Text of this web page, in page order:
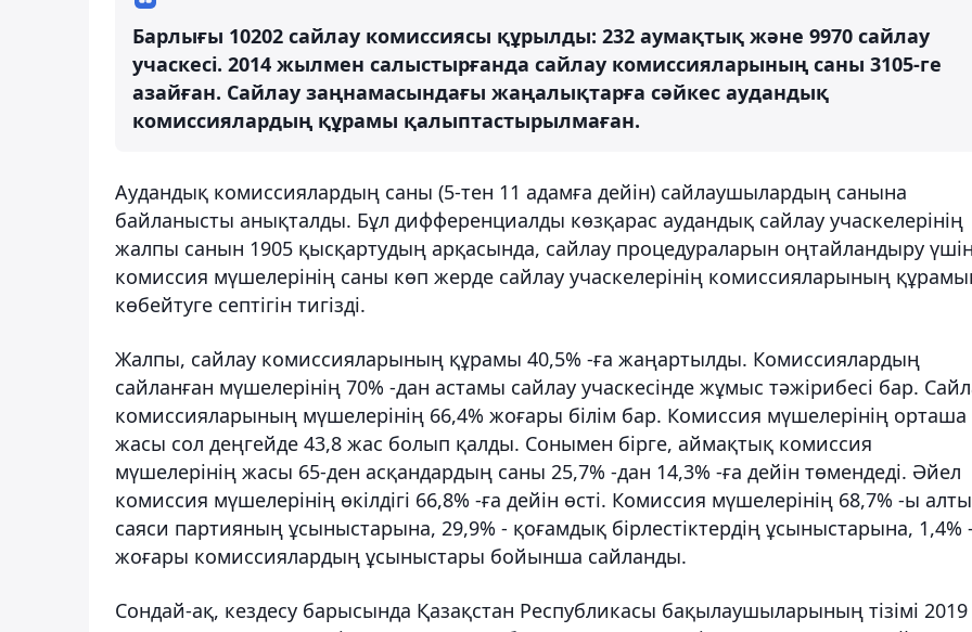
Барлығы 10202 сайлау комиссиясы құрылды: 232 аумақтық және 9970 сайлау
учаскесі. 2014 жылмен салыстырғанда сайлау комиссияларының саны 3105-ге
азайған. Сайлау заңнамасындағы жаңалықтарға сәйкес аудандық
комиссиялардың құрамы қалыптастырылмаған.
Аудандық комиссиялардың саны (5-тен 11 адамға дейін) сайлаушылардың санына
байланысты анықталды. Бұл дифференциалды көзқарас аудандық сайлау учаскелерінің
жалпы санын 1905 қысқартудың арқасында, сайлау процедураларын оңтайландыру
комиссия мүшелерінің саны көп жерде сайлау учаскелерінің комиссияларының
көбейтуге септігін тигізді.
Жалпы, сайлау комиссияларының құрамы 40,5% -ға жаңартылды. Комиссиялардың
сайланған мүшелерінің 70% -дан астамы сайлау учаскесінде жұмыс тәжірибесі бар.
комиссияларының мүшелерінің 66,4% жоғары білім бар. Комиссия мүшелерінің орташа
жасы сол деңгейде 43,8 жас болып қалды. Сонымен бірге, аймақтық комиссия
мүшелерінің жасы 65-ден асқандардың саны 25,7% -дан 14,3% -ға дейін төмендеді. Әйел
комиссия мүшелерінің өкілдігі 66,8% -ға дейін өсті. Комиссия мүшелерінің 68,7% -ы алты
саяси партияның ұсыныстарына, 29,9% - қоғамдық бірлестіктердің ұсыныстарына, 1,4% -
жоғары комиссиялардың ұсыныстары бойынша сайланды.
Сондай-ақ, кездесу барысында Қазақстан Республикасы бақылаушыларының тізімі 2019